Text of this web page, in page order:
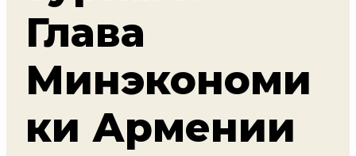
Глава
Минэкономи
ки Армении